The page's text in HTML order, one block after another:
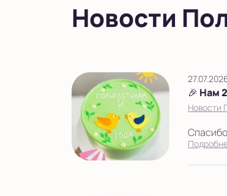
Новости
🎉 Нам
Новости